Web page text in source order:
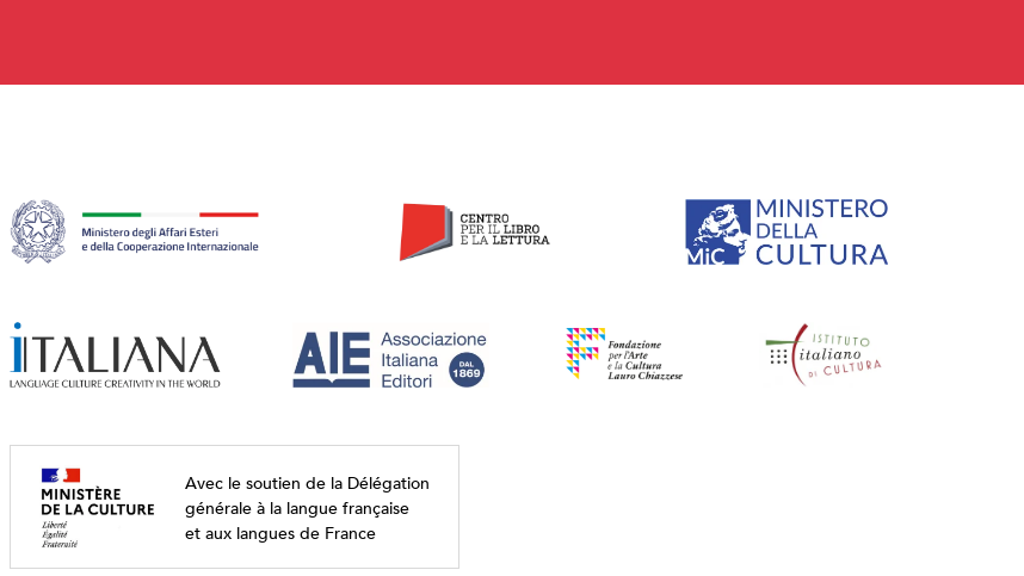
Avec le soutien de la Délégation
générale à la langue française
et aux langues de France